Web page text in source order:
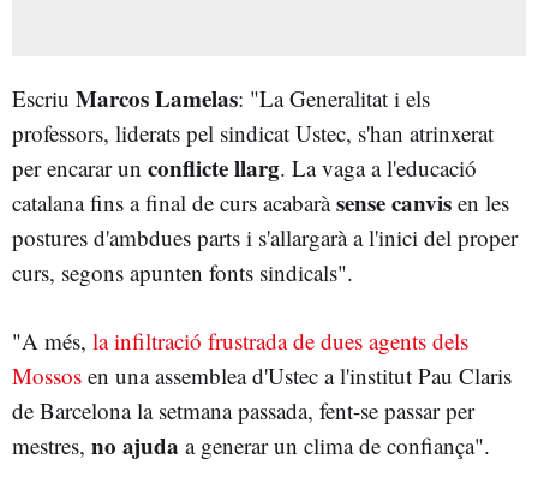
Escriu Marcos Lamelas: "La Generalitat i els
professors, liderats pel sindicat Ustec, s'han atrinxerat
per encarar un conflicte llarg. La vaga a l'educació
catalana fins a final de curs acabaràsense canvis en les
postures d'ambdues parts i s'allargarà a l'inici del proper
curs, segons apunten fonts sindicals".
"A més, la infiltració frustrada de dues agents dels
Mossos en una assemblea d'Ustec a l'institut Pau Claris
de Barcelona la setmana passada, fent-se passar per
mestres, no ajuda a generar un clima de confiança".